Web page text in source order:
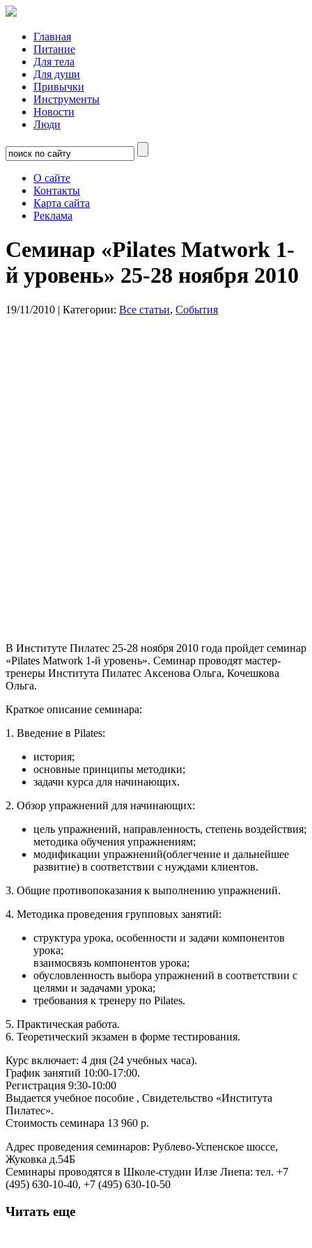
Главная
Питание
Для тела
Для души
Привычки
Инструменты
Новости
Люди
О сайте
Контакты
Карта сайта
Реклама
Семинар «Pilates Matwork 1-
й уровень» 25-28 ноября 2010
19/11/2010 | Категории: Все статьи, События
В Институте Пилатес 25-28 ноября 2010 года пройдет семинар
«Pilates Matwork 1-й уровень». Семинар проводят мастер-
тренеры Института Пилатес Аксенова Ольга, Кочешкова
Ольга.
Краткое описание семинара:
1. Введение в Pilates:
история;
основные принципы методики;
задачи курса для начинающих.
2. Обзор упражнений для начинающих:
цель упражнений, направленность, степень воздействия;
методика обучения упражнениям;
модификации упражнений(облегчение и дальнейшее
развитие) в соответствии с нуждами клиентов.
3. Общие противопоказания к выполнению упражнений.
4. Методика проведения групповых занятий:
структура урока, особенности и задачи компонентов
урока;
взаимосвязь компонентов урока;
обусловленность выбора упражнений в соответствии с
целями и задачами урока;
требования к тренеру по Pilates.
5. Практическая работа.
6. Теоретический экзамен в форме тестирования.
Курс включает: 4 дня (24 учебных часа).
График занятий 10:00-17:00.
Регистрация 9:30-10:00
Выдается учебное пособие , Свидетельство «Института
Пилатес».
Стоимость семинара 13 960 р.
Адрес проведения семинаров: Рублево-Успенское шоссе,
Жуковка д.54Б
Семинары проводятся в Школе-студии Илзе Лиепа: тел. +7
(495) 630-10-40, +7 (495) 630-10-50
Читать еще